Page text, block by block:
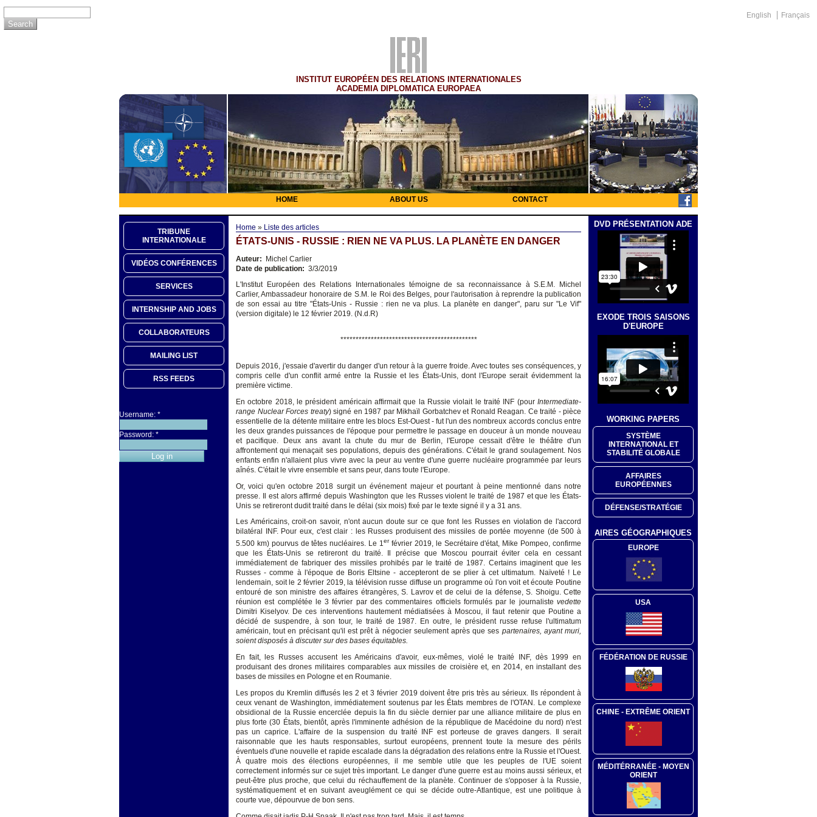
English Français
INSTITUT EUROPÉEN DES RELATIONS INTERNATIONALES
ACADEMIA DIPLOMATICA EUROPAEA
HOME ABOUT US CONTACT
TRIBUNE
INTERNATIONALE
VIDÉOS CONFÉRENCES
SERVICES
INTERNSHIP AND JOBS
COLLABORATEURS
MAILING LIST
RSS FEEDS
Username: *
Password: *
Home » Liste des articles
ÉTATS-UNIS - RUSSIE : RIEN NE VA PLUS. LA PLANÈTE EN DANGER
Auteur: Michel Carlier
Date de publication: 3/3/2019
L'Institut Européen des Relations Internationales témoigne de sa reconnaissance à S.E.M. Michel
Carlier, Ambassadeur honoraire de S.M. le Roi des Belges, pour l'autorisation à reprendre la publication
de son essai au titre "États-Unis - Russie : rien ne va plus. La planète en danger", paru sur "Le Vif"
(version digitale) le 12 février 2019. (N.d.R)
*********************************************
Depuis 2016, j'essaie d'avertir du danger d'un retour à la guerre froide. Avec toutes ses conséquences, y
compris celle d'un conflit armé entre la Russie et les États-Unis, dont l'Europe serait évidemment la
première victime.
En octobre 2018, le président américain affirmait que la Russie violait le traité INF (pour Intermediate-
range Nuclear Forces treaty) signé en 1987 par Mikhaïl Gorbatchev et Ronald Reagan. Ce traité - pièce
essentielle de la détente militaire entre les blocs Est-Ouest - fut l'un des nombreux accords conclus entre
les deux grandes puissances de l'époque pour permettre le passage en douceur à un monde nouveau
et pacifique. Deux ans avant la chute du mur de Berlin, l'Europe cessait d'être le théâtre d'un
affrontement qui menaçait ses populations, depuis des générations. C'était le grand soulagement. Nos
enfants enfin n'allaient plus vivre avec la peur au ventre d'une guerre nucléaire programmée par leurs
aînés. C'était le vivre ensemble et sans peur, dans toute l'Europe.
Or, voici qu'en octobre 2018 surgit un événement majeur et pourtant à peine mentionné dans notre
presse. Il est alors affirmé depuis Washington que les Russes violent le traité de 1987 et que les États-
Unis se retireront dudit traité dans le délai (six mois) fixé par le texte signé il y a 31 ans.
Les Américains, croit-on savoir, n'ont aucun doute sur ce que font les Russes en violation de l'accord
bilatéral INF. Pour eux, c'est clair : les Russes produisent des missiles de portée moyenne (de 500 à
5.500 km) pourvus de têtes nucléaires. Le 1er février 2019, le Secrétaire d'état, Mike Pompeo, confirme
que les États-Unis se retireront du traité. Il précise que Moscou pourrait éviter cela en cessant
immédiatement de fabriquer des missiles prohibés par le traité de 1987. Certains imaginent que les
Russes - comme à l'époque de Boris Eltsine - accepteront de se plier à cet ultimatum. Naïveté ! Le
lendemain, soit le 2 février 2019, la télévision russe diffuse un programme où l'on voit et écoute Poutine
entouré de son ministre des affaires étrangères, S. Lavrov et de celui de la défense, S. Shoigu. Cette
réunion est complétée le 3 février par des commentaires officiels formulés par le journaliste vedette
Dimitri Kiselyov. De ces interventions hautement médiatisées à Moscou, il faut retenir que Poutine a
décidé de suspendre, à son tour, le traité de 1987. En outre, le président russe refuse l'ultimatum
américain, tout en précisant qu'il est prêt à négocier seulement après que ses partenaires, ayant muri,
soient disposés à discuter sur des bases équitables.
En fait, les Russes accusent les Américains d'avoir, eux-mêmes, violé le traité INF, dès 1999 en
produisant des drones militaires comparables aux missiles de croisière et, en 2014, en installant des
bases de missiles en Pologne et en Roumanie.
Les propos du Kremlin diffusés les 2 et 3 février 2019 doivent être pris très au sérieux. Ils répondent à
ceux venant de Washington, immédiatement soutenus par les États membres de l'OTAN. Le complexe
obsidional de la Russie encerclée depuis la fin du siècle dernier par une alliance militaire de plus en
plus forte (30 États, bientôt, après l'imminente adhésion de la république de Macédoine du nord) n'est
pas un caprice. L'affaire de la suspension du traité INF est porteuse de graves dangers. Il serait
raisonnable que les hauts responsables, surtout européens, prennent toute la mesure des périls
éventuels d'une nouvelle et rapide escalade dans la dégradation des relations entre la Russie et l'Ouest.
À quatre mois des élections européennes, il me semble utile que les peuples de l'UE soient
correctement informés sur ce sujet très important. Le danger d'une guerre est au moins aussi sérieux, et
peut-être plus proche, que celui du réchauffement de la planète. Continuer de s'opposer à la Russie,
systématiquement et en suivant aveuglément ce qui se décide outre-Atlantique, est une politique à
courte vue, dépourvue de bon sens.
DVD PRÉSENTATION ADE
EXODE TROIS SAISONS
D'EUROPE
WORKING PAPERS
SYSTÈME
INTERNATIONAL ET
STABILITÉ GLOBALE
AFFAIRES
EUROPÉENNES
DÉFENSE/STRATÉGIE
AIRES GÉOGRAPHIQUES
EUROPE
USA
FÉDÉRATION DE RUSSIE
CHINE - EXTRÊME ORIENT
MÉDITÉRRANÉE - MOYEN
ORIENT